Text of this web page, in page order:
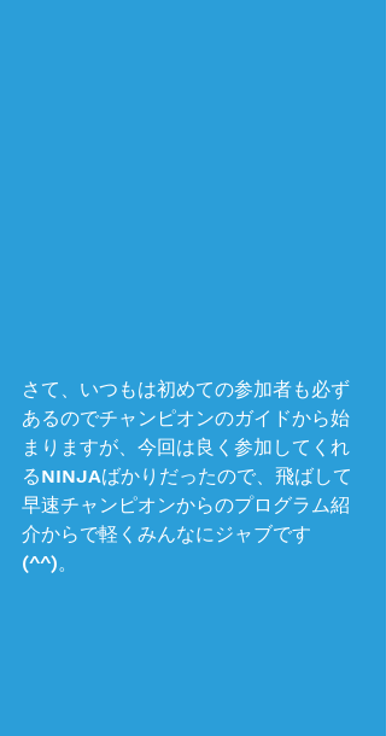
さて、いつもは初めての参加者も必ず
あるのでチャンピオンのガイドから始
まりますが、今回は良く参加してくれ
るNINJAばかりだったので、飛ばして
早速チャンピオンからのプログラム紹
介からで軽くみんなにジャブです
(^^)。